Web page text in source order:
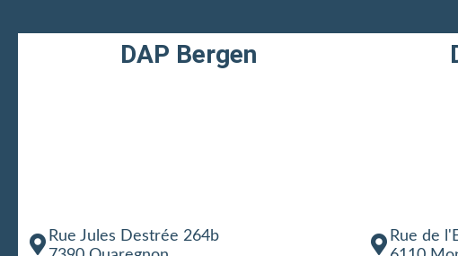
DAP Bergen
Rue Jules Destrée 264b
Rue de